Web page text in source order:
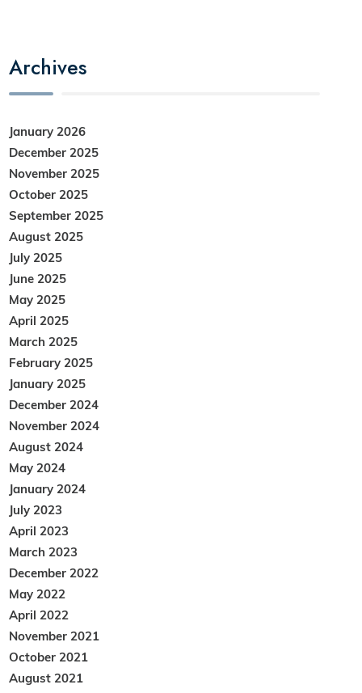
Archives
January 2026
December 2025
November 2025
October 2025
September 2025
August 2025
July 2025
June 2025
May 2025
April 2025
March 2025
February 2025
January 2025
December 2024
November 2024
August 2024
May 2024
January 2024
July 2023
April 2023
March 2023
December 2022
May 2022
April 2022
November 2021
October 2021
August 2021